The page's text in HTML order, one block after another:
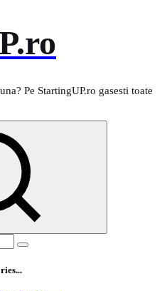
Pe StartingUP.ro gasesti toate